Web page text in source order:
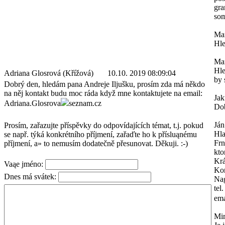
Adriana Glosrová (Křížová)
10.10. 2019 08:09:04
Dobrý den, hledám pana Andreje Iljušku, prosím zda má někdo
na něj kontakt budu moc ráda když mne kontaktujete na email:
Adriana.Glosrova
seznam.cz
Prosím, zařazujte příspěvky do odpovídajících témat, t.j. pokud
se např. týká konkrétního příjmení, zařaďte ho k přísluąnému
příjmení, a» to nemusím dodatečně přesunovat. Děkuji. :-)
Vaąe jméno:
Dnes má svátek:
by
Ján